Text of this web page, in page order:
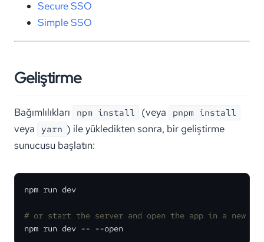
Secure SSO
Simple SSO
Geliştirme
Bağımlılıkları npm install (veya pnpm install
veya yarn ) ile yükledikten sonra, bir geliştirme
sunucusu başlatın:
npm run dev
# or start the server and open the app in a new
npm run dev -- --open